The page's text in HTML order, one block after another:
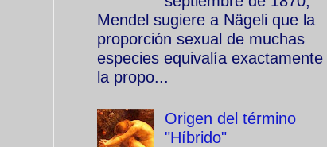
Mendel sugiere a Nägeli que la
proporción sexual de muchas
especies equivalía exactamente
la propo...
Origen del término
"Híbrido"